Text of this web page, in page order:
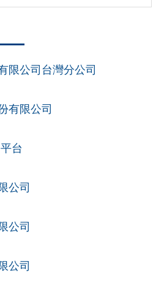
限公司台灣分公司
有限公司
台
公司
公司
公司